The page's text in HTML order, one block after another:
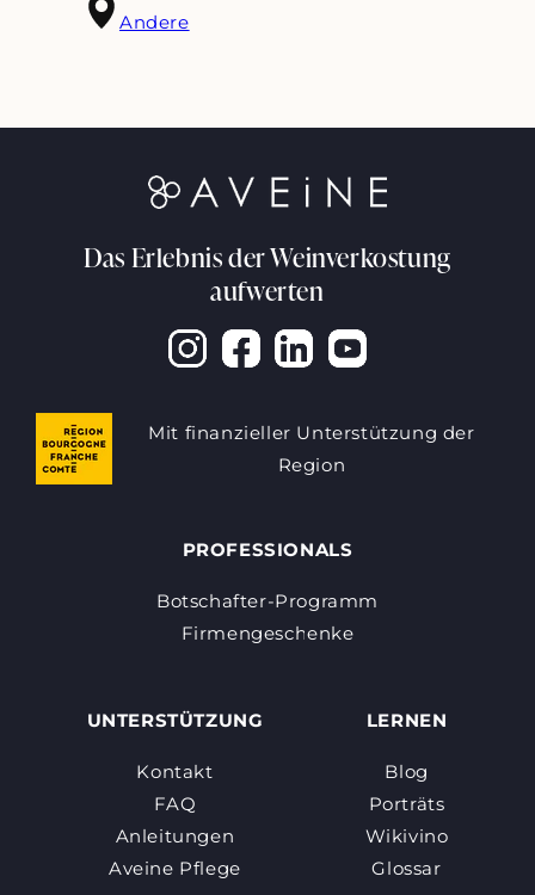
Andere
Das Erlebnis der Weinverkostung
aufwerten
Mit finanzieller Unterstützung der
Region
PROFESSIONALS
Botschafter-Programm
Firmengeschenke
UNTERSTÜTZUNG
Kontakt
FAQ
Anleitungen
Aveine Pflege
LERNEN
Blog
Porträts
Wikivino
Glossar